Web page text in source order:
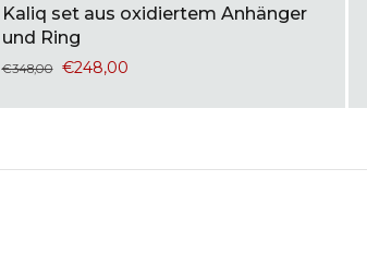
Kaliq set aus oxidiertem Anhänger
und Ring
€348,00 €248,00